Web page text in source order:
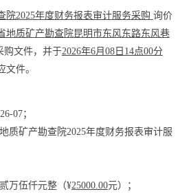
院2025年度财务报表审计服务采购 询价
地质矿产勘查院昆明市东风东路东风巷
购文件，并于2026年6月 08日 14点00分
文件。
6-07；
质矿产勘查院2025年度财务报表审计服
贰万伍仟元整（¥25000.00元）
；